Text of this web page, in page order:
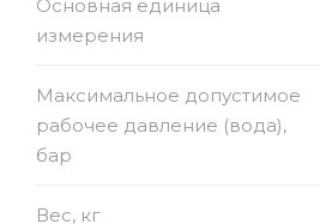
Основная единица
измерения
Максимальное допустимое
рабочее давление (вода),
бар
Вес, кг